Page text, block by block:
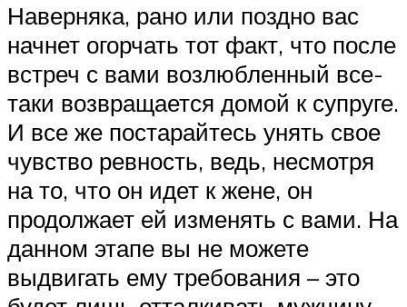
Наверняка, рано или поздно вас
начнет огорчать тот факт, что после
встреч с вами возлюбленный все-
таки возвращается домой к супруге.
И все же постарайтесь унять свое
чувство ревность, ведь, несмотря
на то, что он идет к жене, он
продолжает ей изменять с вами. На
данном этапе вы не можете
выдвигать ему требования – это